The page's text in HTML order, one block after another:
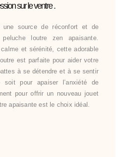
sur le ventre .
source de réconfort et de
loutre zen apaisante.
et sérénité, cette adorable
est parfaite pour aider votre
à se détendre et à se sentir
pour apaiser l’anxiété de
pour offrir un nouveau jouet
apaisante est le choix idéal.